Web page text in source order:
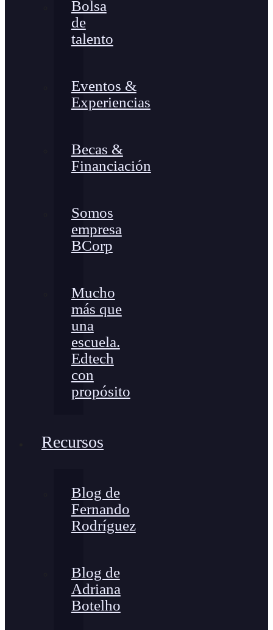
Bolsa
de
talento
Eventos &
Experiencias
Becas &
Financiación
Somos
empresa
BCorp
Mucho
más que
una
escuela.
Edtech
con
propósito
Recursos
Blog de
Fernando
Rodríguez
Blog de
Adriana
Botelho